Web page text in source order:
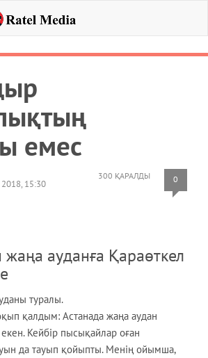
емес
300 ҚАРАЛДЫ 0
15:30
жаңа ауданға Қараөткел
туралы.
қалдым: Астанада жаңа аудан
Кейбір пысықайлар оған
да тауып қойыпты. Менің ойымша,